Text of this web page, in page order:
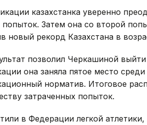
казахстанка уверенно
Затем она со второй
новый рекорд Казахстана в
позволил Черкашиной
она заняла пятое место
норматив. Итоговое
затраченных попыток.
в Федерации легкой